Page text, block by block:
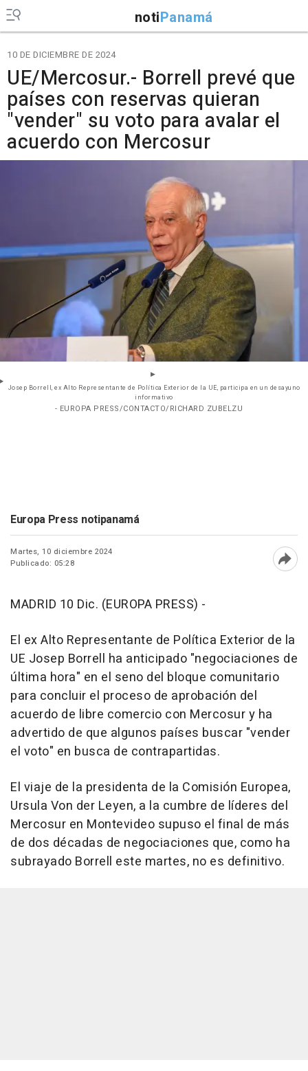
notiPanamá
10 DE DICIEMBRE DE 2024
UE/Mercosur.- Borrell prevé que
países con reservas quieran
"vender" su voto para avalar el
acuerdo con Mercosur
Josep Borrell, ex Alto Representante de Política Exterior de la UE, participa en un desayuno
informativo
- EUROPA PRESS/CONTACTO/RICHARD ZUBELZU
Europa Press notipanamá
Martes, 10 diciembre 2024
Publicado: 05:28
MADRID 10 Dic. (EUROPA PRESS) -
El ex Alto Representante de Política Exterior de la
UE Josep Borrell ha anticipado "negociaciones de
última hora" en el seno del bloque comunitario
para concluir el proceso de aprobación del
acuerdo de libre comercio con Mercosur y ha
advertido de que algunos países buscar "vender
el voto" en busca de contrapartidas.
El viaje de la presidenta de la Comisión Europea,
Ursula Von der Leyen, a la cumbre de líderes del
Mercosur en Montevideo supuso el final de más
de dos décadas de negociaciones que, como ha
subrayado Borrell este martes, no es definitivo.